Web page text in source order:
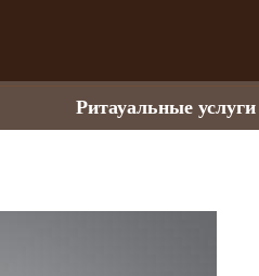
Ритауальные услуги